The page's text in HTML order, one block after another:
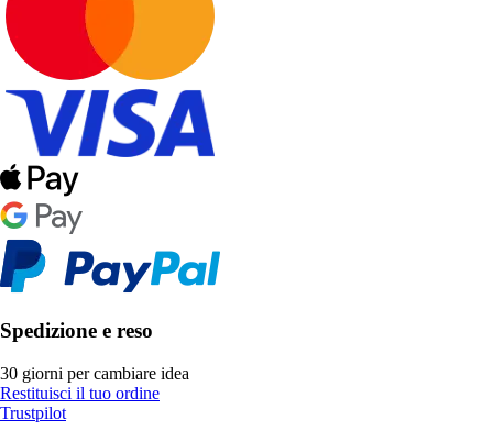
Spedizione e reso
30 giorni per cambiare idea
Restituisci il tuo ordine
Trustpilot